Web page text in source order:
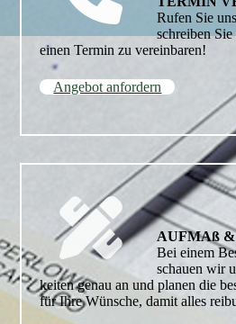
Rufen Sie
schreiben
einen Termin zu vereinbaren!
Angebot anfordern
AUFMAß
Bei einem
schauen wir
keiten genau an und planen die
für Ihre Wünsche, damit alles